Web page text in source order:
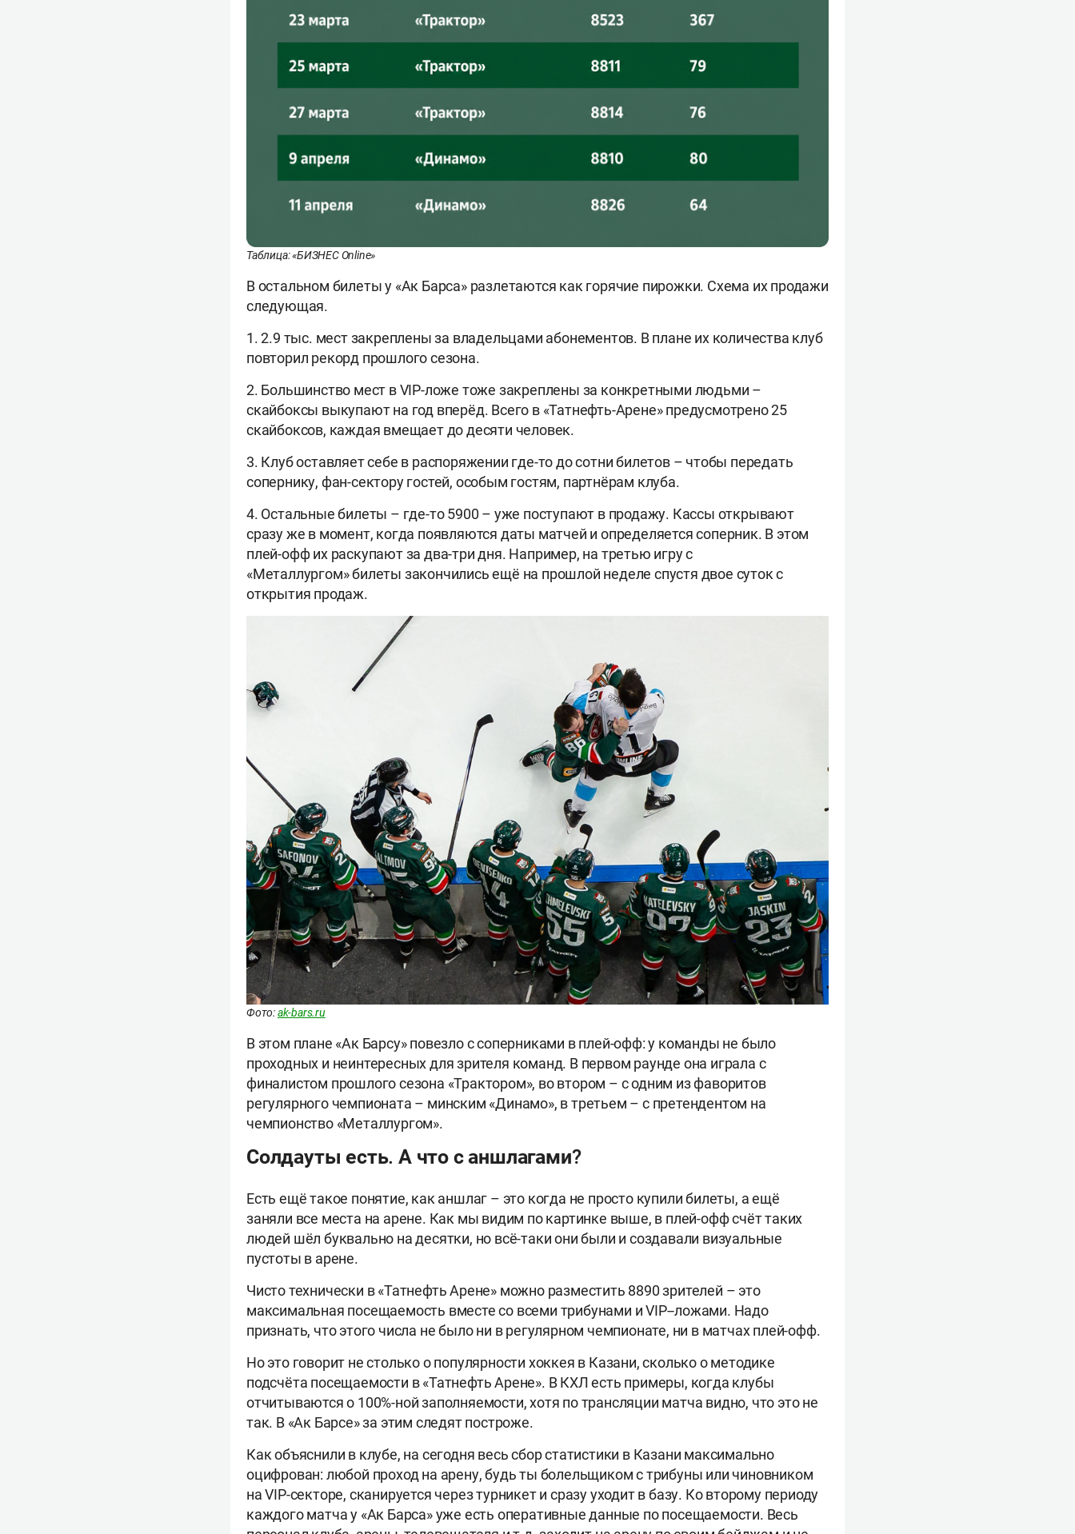
Таблица: «БИЗНЕС Online»
В остальном билеты у «Ак Барса» разлетаются как горячие пирожки. Схема их продажи
следующая.
1. 2.9 тыс. мест закреплены за владельцами абонементов. В плане их количества клуб
повторил рекорд прошлого сезона.
2. Большинство мест в VIP-ложе тоже закреплены за конкретными людьми –
скайбоксы выкупают на год вперёд. Всего в «Татнефть-Арене» предусмотрено 25
скайбоксов, каждая вмещает до десяти человек.
3. Клуб оставляет себе в распоряжении где-то до сотни билетов – чтобы передать
сопернику, фан-сектору гостей, особым гостям, партнёрам клуба.
4. Остальные билеты – где-то 5900 – уже поступают в продажу. Кассы открывают
сразу же в момент, когда появляются даты матчей и определяется соперник. В этом
плей-офф их раскупают за два-три дня. Например, на третью игру с
«Металлургом» билеты закончились ещё на прошлой неделе спустя двое суток с
открытия продаж.
Фото:ak-bars.ru
В этом плане «Ак Барсу» повезло с соперниками в плей-офф: у команды не было
проходных и неинтересных для зрителя команд. В первом раунде она играла с
финалистом прошлого сезона «Трактором», во втором – с одним из фаворитов
регулярного чемпионата – минским «Динамо», в третьем – с претендентом на
чемпионство «Металлургом».
Солдауты есть. А что с аншлагами?
Есть ещё такое понятие, как аншлаг – это когда не просто купили билеты, а ещё
заняли все места на арене. Как мы видим по картинке выше, в плей-офф счёт таких
людей шёл буквально на десятки, но всё-таки они были и создавали визуальные
пустоты в арене.
Чисто технически в «Татнефть Арене» можно разместить 8890 зрителей – это
максимальная посещаемость вместе со всеми трибунами и VIP--ложами. Надо
признать, что этого числа не было ни в регулярном чемпионате, ни в матчах плей-офф.
Но это говорит не столько о популярности хоккея в Казани, сколько о методике
подсчёта посещаемости в «Татнефть Арене». В КХЛ есть примеры, когда клубы
отчитываются о 100%-ной заполняемости, хотя по трансляции матча видно, что это не
так. В «Ак Барсе» за этим следят построже.
Как объяснили в клубе, на сегодня весь сбор статистики в Казани максимально
оцифрован: любой проход на арену, будь ты болельщиком с трибуны или чиновником
на VIP-секторе, сканируется через турникет и сразу уходит в базу. Ко второму периоду
каждого матча у «Ак Барса» уже есть оперативные данные по посещаемости. Весь